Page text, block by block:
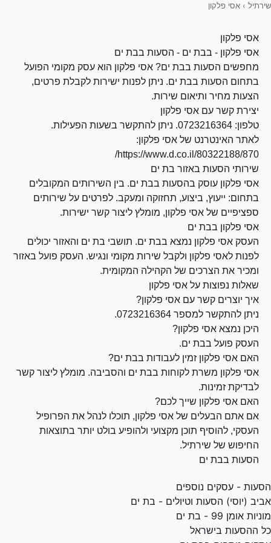
שירתיל › אסי פלקון
אסי פלקון
אסי פלקון - בבת ים - הסעות בבת ים
מחפשים הסעות בבת ים? אסי פלקון הוא עסק מקומי הפועל
בתחום הסעות בבת ים. ניתן לפנות ישירות לקבלת פרטים,
הצעות מחיר ותיאום שירות.
יצירת קשר עם אסי פלקון
טלפון: 0723216364. ניתן להתקשר בשעות הפעילות.
לאתר האינטרנט של אסי פלקון:
https://www.d.co.il/80322188/870/
שירותי הסעות באזור בת ים
אסי פלקון עוסק בהסעות בבת ים. בין השירותים המקובלים
בתחום: ייעוץ, ביצוע, תחזוקה ומעקב. לפרטים על שירותים
ספציפיים של אסי פלקון, מומלץ ליצור קשר ישירות.
אסי פלקון בבת ים
העסק אסי פלקון נמצא בבת ים. תושבי בת ים והאזור יכולים
לפנות לאסי פלקון ולקבל שירות מקומי ונגיש. העסק פועל באזור
ומכיר את הצרכים של הקהילה המקומית.
שאלות נפוצות על אסי פלקון
איך יוצרים קשר עם אסי פלקון?
ניתן להתקשר למספר 0723216364.
היכן נמצא אסי פלקון?
העסק פועל בבת ים.
האם אסי פלקון זמין לעבודות בבת ים?
אסי פלקון משרת לקוחות בבת ים והסביבה. מומלץ ליצור קשר
לבדיקת זמינות.
האם אסי פלקון שייך לכם?
אם אתם הבעלים של אסי פלקון, תוכלו לנהל את הפרופיל
העסקי, להוסיף תוכן מקצועי ולהופיע בולט יותר בתוצאות
החיפוש של שירתיל.
הסעות בבת ים
הסעות - עסקים נוספים
אביב (יוסי) הסעות וטיולים - בת ים
מוניות אומן 99 - בת ים
כל ההסעות בישראל